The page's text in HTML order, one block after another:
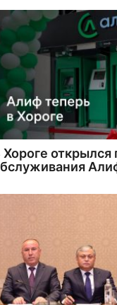
Хороге